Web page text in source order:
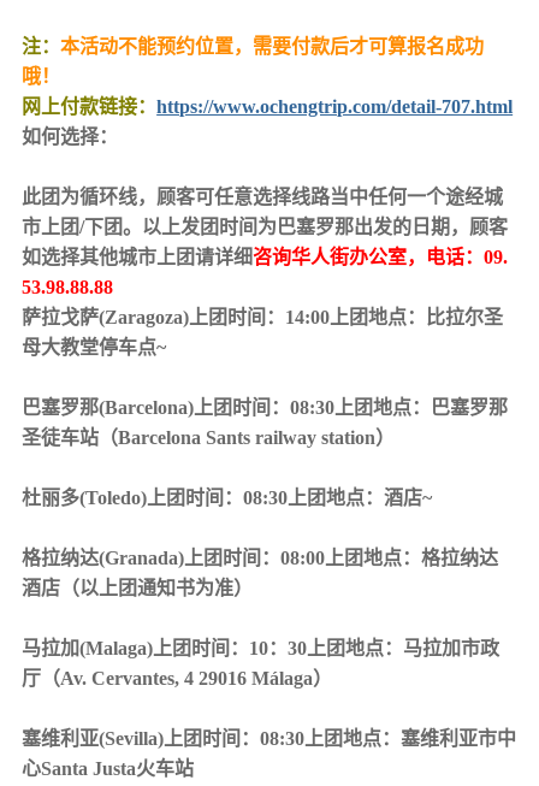
注：本活动不能预约位置，需要付款后才可算报名成功
哦！
网上付款链接：https://www.ochengtrip.com/detail-707.html
如何选择：
此团为循环线，顾客可任意选择线路当中任何一个途经城
市上团/下团。以上发团时间为巴塞罗那出发的日期，顾客
如选择其他城市上团请详细咨询华人街办公室，电话：09.
53.98.88.88
萨拉戈萨(Zaragoza)上团时间：14:00上团地点：比拉尔圣
母大教堂停车点~
巴塞罗那(Barcelona)上团时间：08:30上团地点：巴塞罗那
圣徒车站（Barcelona Sants railway station）
杜丽多(Toledo)上团时间：08:30上团地点：酒店~
格拉纳达(Granada)上团时间：08:00上团地点：格拉纳达
酒店（以上团通知书为准）
马拉加(Malaga)上团时间：10：30上团地点：马拉加市政
厅（Av. Cervantes, 4 29016 Málaga）
塞维利亚(Sevilla)上团时间：08:30上团地点：塞维利亚市中
心Santa Justa火车站